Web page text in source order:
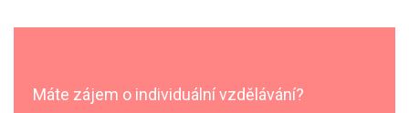
Máte zájem o individuální vzdělávání?